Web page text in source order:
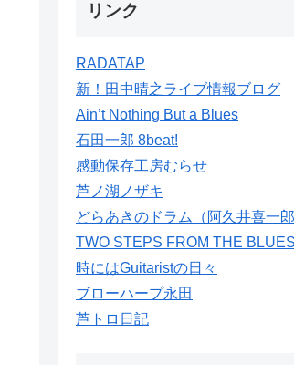
リンク
RADATAP
新！田中晴之ライブ情報ブログ
Ain’t Nothing But a Blues
石田一郎 8beat!
感動保存工房むらせ
芦ノ湖ノザキ
どらあきのドラム（阿久井喜一郎
TWO STEPS FROM THE BLUES
時にはGuitaristの日々
ブローハープ永田
芦トロ日記